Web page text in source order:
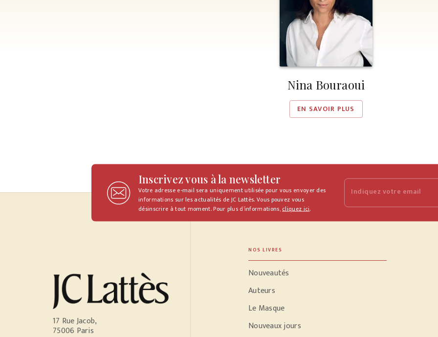
Nina Bouraoui
EN SAVOIR PLUS
Inscrivez vous à la newsletter
Votre adresse e-mail sera uniquement utilisée pour vous envoyer des
informations sur les actualités de JC Lattès. Vous pouvez vous
désinscrire à tout moment. Pour plus d’informations,cliquez ici.
Indiquez votre email
17 Rue Jacob,
75006 Paris
NOS LIVRES
Nouveautés
Auteurs
Le Masque
Nouveaux jours